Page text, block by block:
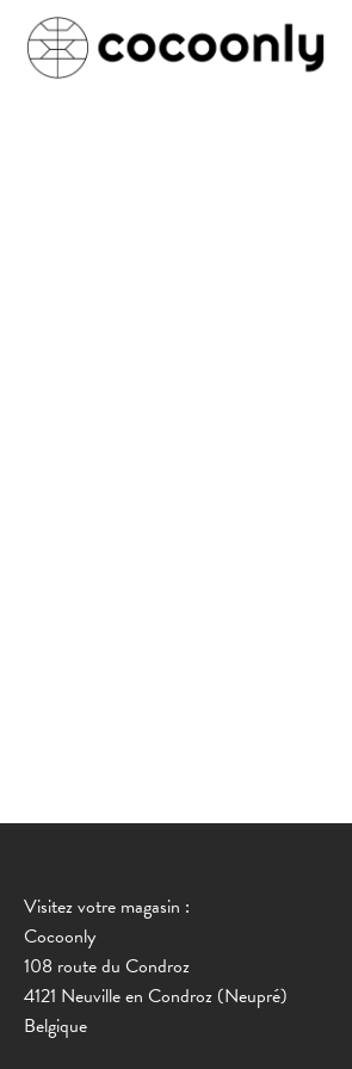
Visitez votre magasin :
Cocoonly
108 route du Condroz
4121 Neuville en Condroz (Neupré)
Belgique